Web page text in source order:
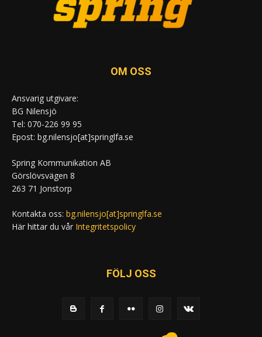
OM OSS
Ansvarig utgivare:
BG Nilensjö
Tel: 070-226 99 95
Epost: bg.nilensjo[at]springlfa.se
Spring Kommunikation AB
Görslövsvägen 8
263 71 Jonstorp
Kontakta oss: bg.nilensjo[at]springlfa.se
Här hittar du vår Integritetspolicy
FÖLJ OSS